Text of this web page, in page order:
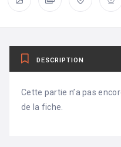
DESCRIPTION
Cette partie n’a pas
de la fiche.